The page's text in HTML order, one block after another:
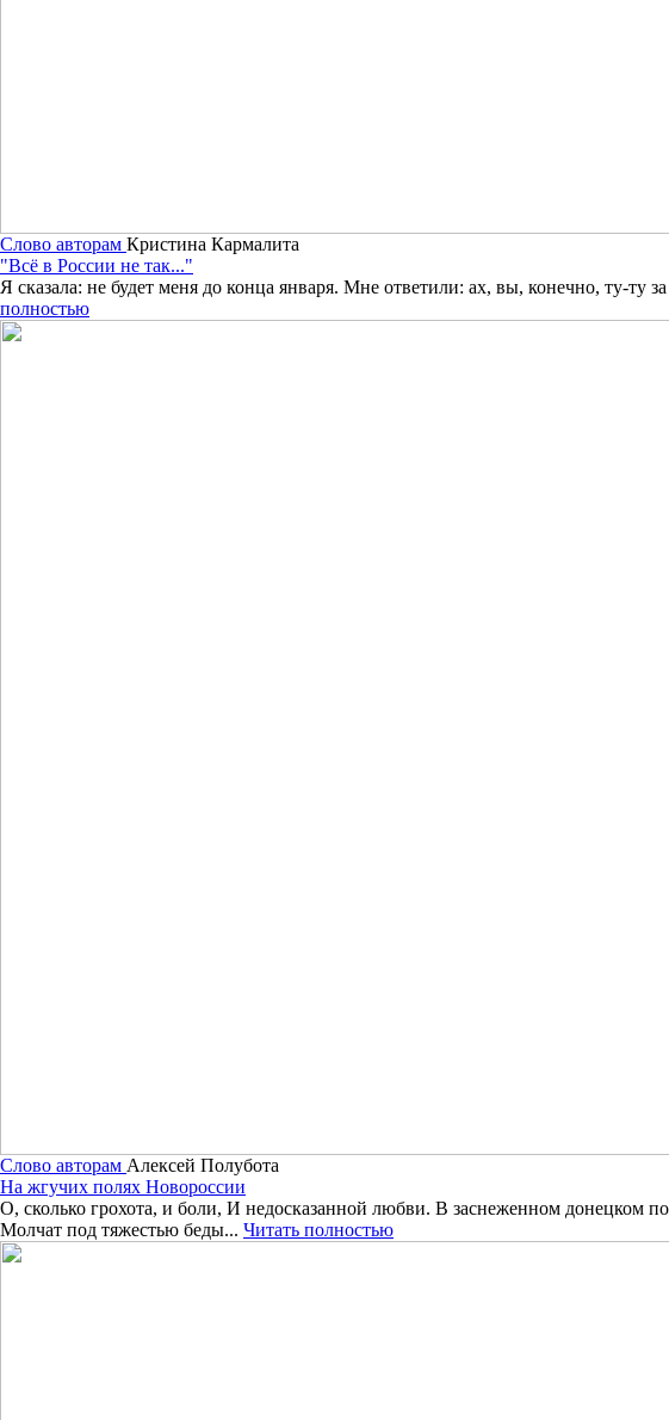
Слово авторам Кристина Кармалита
"Всё в России не так..."
Я сказала: не будет меня до конца января. Мне ответили: ах, вы, конечно, ту-
полностью
Слово авторам Алексей Полубота
На жгучих полях Новороссии
О, сколько грохота, и боли, И недосказанной любви. В заснеженном донецком
Молчат под тяжестью беды... Читать полностью